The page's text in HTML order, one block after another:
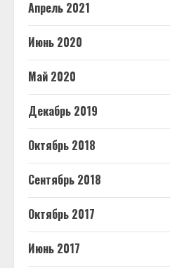
Апрель 2021
Июнь 2020
Май 2020
Декабрь 2019
Октябрь 2018
Сентябрь 2018
Октябрь 2017
Июнь 2017